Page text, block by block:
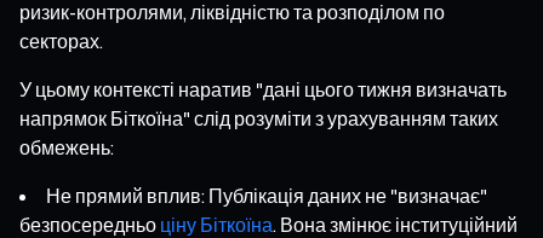
ризик-контролями, ліквідністю та розподілом по
секторах.
У цьому контексті наратив "дані цього тижня визначать
напрямок Біткоїна" слід розуміти з урахуванням таких
обмежень:
Не прямий вплив: Публікація даних не "визначає"
безпосередньо ціну Біткоїна. Вона змінює інституційний